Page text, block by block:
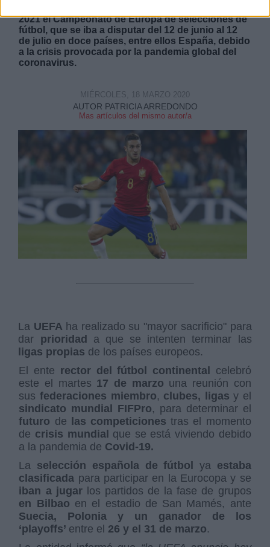
2021 el Campeonato de Europa de selecciones de
fútbol, que se iba a disputar del 12 de junio al 12
de julio en doce países, entre ellos España, debido
a la crisis provocada por la pandemia global del
coronavirus.
AUTOR PATRICIA ARREDONDO
Mas artículos del mismo autor/a
MIÉRCOLES, 18 MARZO 2020
La UEFA ha realizado su "mayor sacrificio" para
dar prioridad a que se intenten terminar las
ligas propias de los países europeos.
El ente rector del fútbol continental celebró
este el martes 17 de marzo una reunión con
sus federaciones miembro, clubes, ligasy el
sindicato mundial FIFPro, para determinar el
futuro de las competicionestras el momento
de crisis mundial que se está viviendo debido
a la pandemia de Covid-19.
La selección española de fútbol ya estaba
clasificada para participar en la Eurocopa y se
iban a jugar los partidos de la fase de grupos
en Bilbao en el estadio de San Mamés, ante
Suecia, Polonia y un ganador de los
‘playoffs’ entre el 26 y el 31 de marzo.